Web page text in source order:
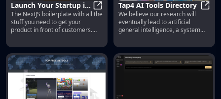
Launch Your Startup in
Days, Not Weeks |
ShipFast
Launch Your Startup in Days, Not
The NextJS boilerplate with all the
stuff you need to get your
product in front of customers.
minutes.
Tap4 AI Tools Directory
We believe our research will
eventually lead to artificial
general intelligence, a system
problems. Building safe and
beneficial AGI is our mission.